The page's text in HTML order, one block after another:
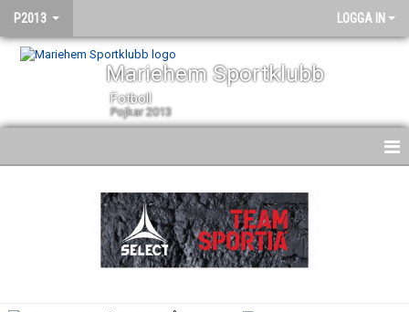
P2013 LOGGA IN
Mariehem Sportklubb
Fotboll
Pojkar 2013